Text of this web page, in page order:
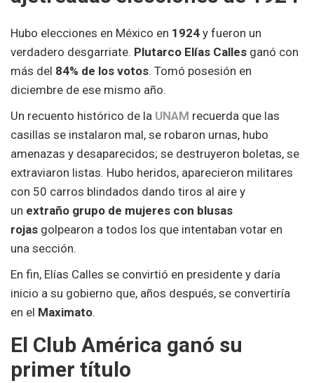
Hubo elecciones en México en 1924 y fueron un
verdadero desgarriate. Plutarco Elías Calles ganó con
más del 84% de los votos. Tomó posesión en
diciembre de ese mismo año.
Un recuento histórico de la UNAM recuerda que las
casillas se instalaron mal, se robaron urnas, hubo
amenazas y desaparecidos; se destruyeron boletas, se
extraviaron listas. Hubo heridos, aparecieron militares
con 50 carros blindados dando tiros al aire y
un extraño grupo de mujeres con blusas
rojas golpearon a todos los que intentaban votar en
una sección.
En fin, Elías Calles se convirtió en presidente y daría
inicio a su gobierno que, años después, se convertiría
en el Maximato.
El Club América ganó su
primer título